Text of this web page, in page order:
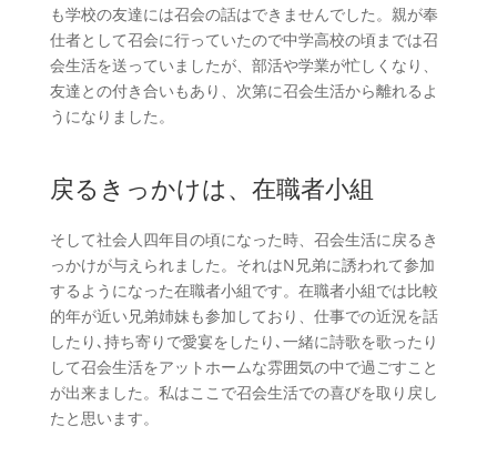
も学校の友達には召会の話はできませんでした。親が奉
仕者として召会に行っていたので中学高校の頃までは召
会生活を送っていましたが、部活や学業が忙しくなり、
友達との付き合いもあり、次第に召会生活から離れるよ
うになりました。
戻るきっかけは、在職者小組
そして社会人四年目の頃になった時、召会生活に戻るき
っかけが与えられました。それはN兄弟に誘われて参加
するようになった在職者小組です。在職者小組では比較
的年が近い兄弟姉妹も参加しており、仕事での近況を話
したり､持ち寄りで愛宴をしたり､一緒に詩歌を歌ったり
して召会生活をアットホームな雰囲気の中で過ごすこと
が出来ました。私はここで召会生活での喜びを取り戻し
たと思います。